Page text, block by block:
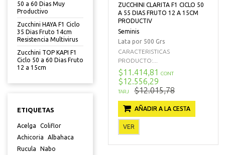
50 a 60 Dias Muy
Productivo
Zucchini HAYA F1 Ciclo
35 Dias Fruto 14cm
Resistencia Multivirus
Zucchini TOP KAPI F1
Ciclo 50 a 60 Dias Fruto
12 a 15cm
ETIQUETAS
Acelga
Coliflor
Achicoria
Albahaca
Rucula
Nabo
ZUCCHINI CLARITA F1 CICLO 50
A 55 DIAS FRUTO 12 A 15CM
PRODUCTIV
Seminis
Lata por 500 Grs
CARACTERISTICAS
PRODUCTO:...
$11.414,81 CONT
$12.556,29
TARJ $12.015,78
AÑADIR A LA CESTA
VER